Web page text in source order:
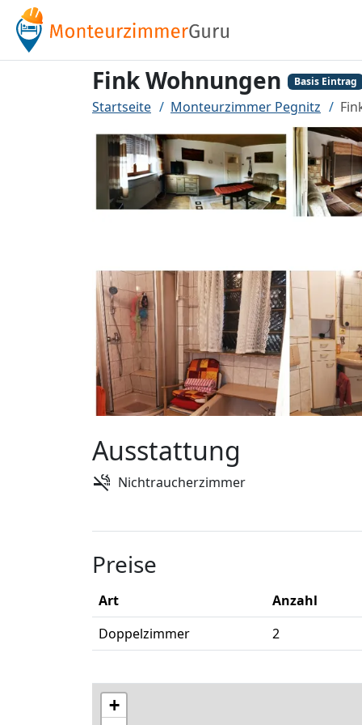
Fink Wohnungen Basis Eintrag
Startseite Monteurzimmer Pegnitz
Ausstattung
Nichtraucherzimmer
Preise
Art
Anzahl
Doppelzimmer
2
+